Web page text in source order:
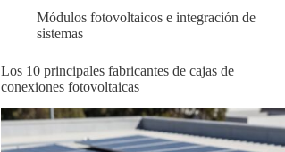
Módulos fotovoltaicos e integración de
sistemas
Los 10 principales fabricantes de cajas de
conexiones fotovoltaicas